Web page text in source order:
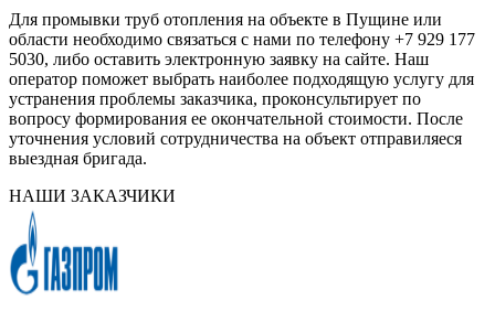
Для промывки труб отопления на объекте в Пущине или
области необходимо связаться с нами по телефону +7 929 177
5030, либо оставить электронную заявку на сайте. Наш
оператор поможет выбрать наиболее подходящую услугу для
устранения проблемы заказчика, проконсультирует по
вопросу формирования ее окончательной стоимости. После
уточнения условий сотрудничества на объект отправиляеся
выездная бригада.
НАШИ ЗАКАЗЧИКИ